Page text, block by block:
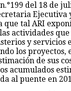
del 18 de
Ejecutiva
que tal ARI
actividades
y servicios
los proyectos,
de sus
acumulados
al puente en